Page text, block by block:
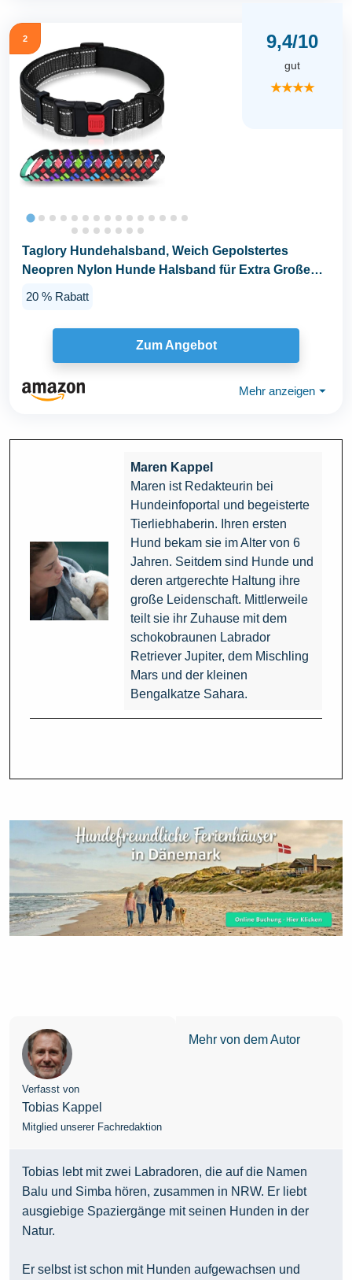
2 9,4/10
gut
★★★★
Taglory Hundehalsband, Weich Gepolstertes
Neopren Nylon Hunde Halsband für Extra Große
20 % Rabatt
Zum Angebot
Mehr anzeigen ⏷
Maren Kappel
Maren ist Redakteurin bei
Hundeinfoportal und begeisterte
Tierliebhaberin. Ihren ersten
Hund bekam sie im Alter von 6
Jahren. Seitdem sind Hunde und
deren artgerechte Haltung ihre
große Leidenschaft. Mittlerweile
teilt sie ihr Zuhause mit dem
schokobraunen Labrador
Retriever Jupiter, dem Mischling
Mars und der kleinen
Bengalkatze Sahara.
Verfasst von
Tobias Kappel
Mitglied unserer Fachredaktion
Mehr von dem Autor
Tobias lebt mit zwei Labradoren, die auf die Namen
Balu und Simba hören, zusammen in NRW. Er liebt
ausgiebige Spaziergänge mit seinen Hunden in der
Natur.
Er selbst ist schon mit Hunden aufgewachsen und